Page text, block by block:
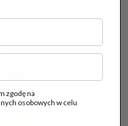
zgodę na
osobowych w celu